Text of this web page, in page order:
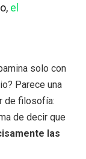
el
solo con
Parece una
de filosofía:
de decir que
las